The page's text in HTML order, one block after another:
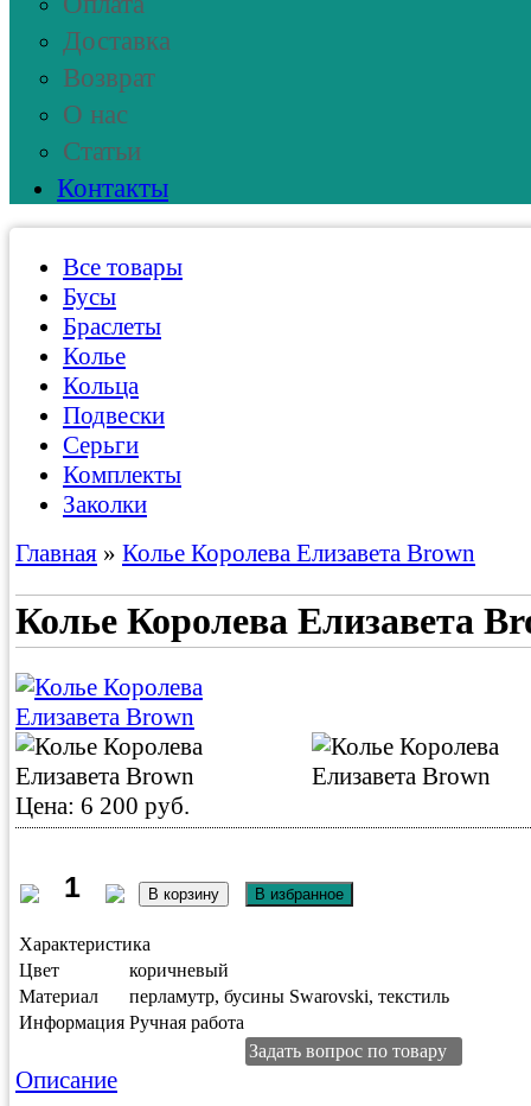
Доставка
Возврат
О нас
Статьи
Контакты
Все товары
Бусы
Браслеты
Колье
Кольца
Подвески
Серьги
Комплекты
Заколки
Главная » Колье Королева Елизавета Brown
Колье Королева Елизавета
Цена: 6 200 руб.
Характеристика
Цвет
коричневый
Материал
перламутр, бусины Swarovski, текстиль
Информация Ручная работа
Задать вопрос по товару
Описание